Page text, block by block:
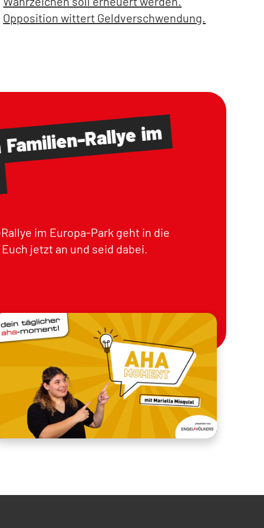
Opposition wittert Geldverschwendung.
Familien-Rallyeim
im Europa-Park geht in die
jetzt an und seid dabei.